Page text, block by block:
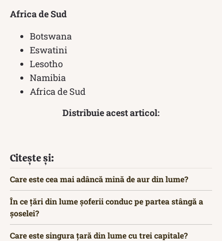
Africa de Sud
Botswana
Eswatini
Lesotho
Namibia
Africa de Sud
Distribuie acest articol:
Citește și:
Care este cea mai adâncă mină de aur din lume?
În ce țări din lume șoferii conduc pe partea stângă a
șoselei?
Care este singura țară din lume cu trei capitale?